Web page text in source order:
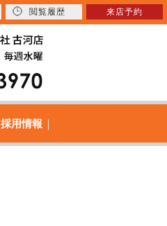
採用情報
閲覧履歴 来店予約